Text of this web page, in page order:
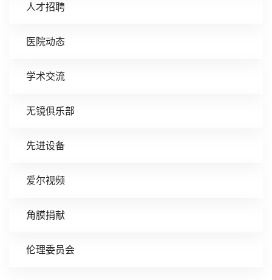
人才招聘
医院动态
学术交流
无镜俱乐部
先进设备
爱尔视频
角膜捐献
伦理委员会